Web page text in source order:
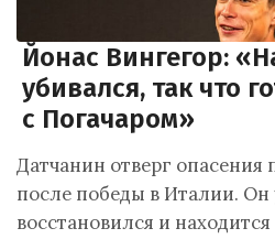
Йонас Вингегор:
убивался, так что
с Погачаром»
Датчанин отверг опасения
после победы в Италии. Он
восстановился и